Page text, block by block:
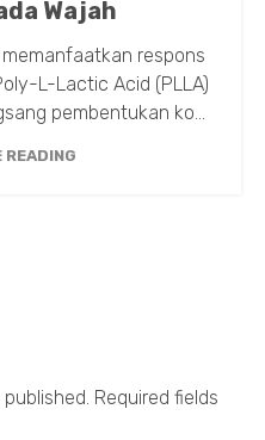
Wajah
respons
L-Lactic Acid (PLLA)
pembentukan ko...
READING
Required fields